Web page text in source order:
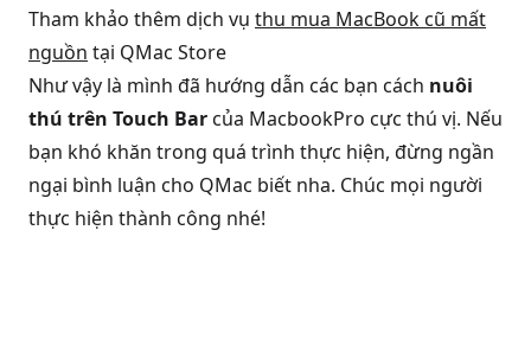
Tham khảo thêm dịch vụ thu mua MacBook cũ mất
nguồn tại QMac Store
Như vậy là mình đã hướng dẫn các bạn cách nuôi
thú trên Touch Bar của MacbookPro cực thú vị. Nếu
bạn khó khăn trong quá trình thực hiện, đừng ngần
ngại bình luận cho QMac biết nha. Chúc mọi người
thực hiện thành công nhé!